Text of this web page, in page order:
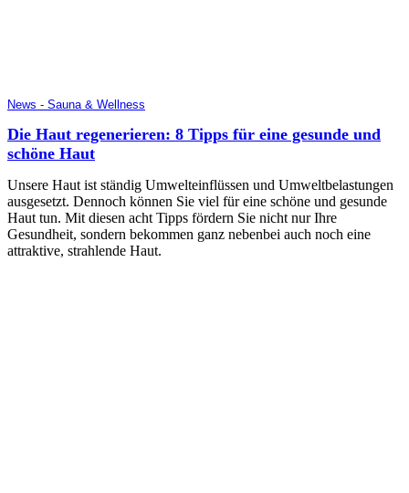
News - Sauna & Wellness
Die Haut regenerieren: 8 Tipps für eine gesunde und
schöne Haut
Unsere Haut ist ständig Umwelteinflüssen und Umweltbelastungen
ausgesetzt. Dennoch können Sie viel für eine schöne und gesunde
Haut tun. Mit diesen acht Tipps fördern Sie nicht nur Ihre
Gesundheit, sondern bekommen ganz nebenbei auch noch eine
attraktive, strahlende Haut.